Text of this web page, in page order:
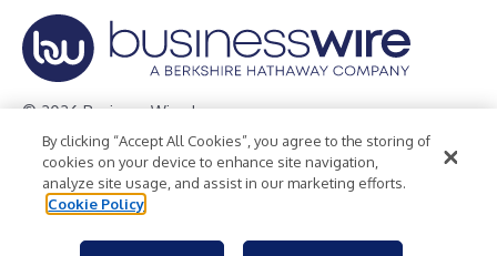
© 2026 Business Wire, Inc.
Privacy Policy Cookie Policy
Accessibility Statement
Terms of Use
Legal
By clicking “Accept All Cookies”, you agree to the storing of
cookies on your device to enhance site navigation,
analyze site usage, and assist in our marketing efforts.
Cookie Policy